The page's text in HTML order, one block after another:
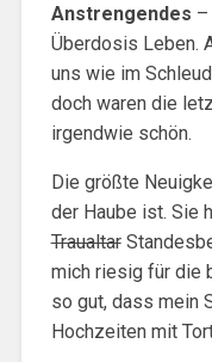
Anstrengendes –
Überdosis Leben.
uns wie im
doch waren die
irgendwie schön.
Die größte
der Haube ist. Sie
Traualtar
mich riesig für die
so gut, dass mein
Hochzeiten mit